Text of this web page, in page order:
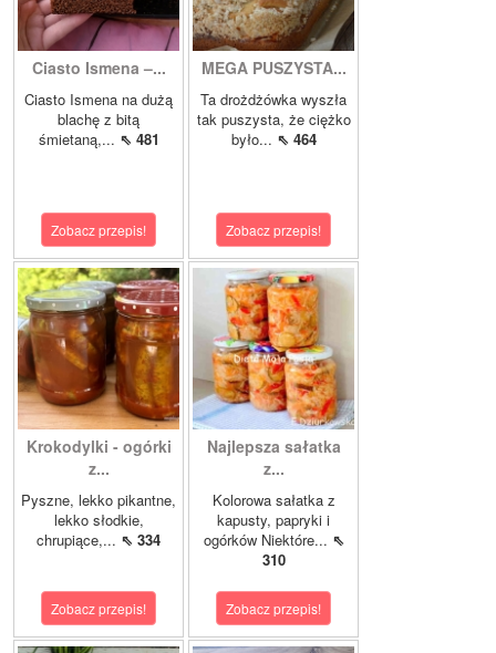
Ciasto Ismena –...
Ciasto Ismena na dużą
blachę z bitą
śmietaną,... ⇖ 481
Zobacz przepis!
MEGA PUSZYSTA...
Ta drożdżówka wyszła
tak puszysta, że ciężko
było... ⇖ 464
Zobacz przepis!
Krokodylki - ogórki
z...
Pyszne, lekko pikantne,
lekko słodkie,
chrupiące,... ⇖ 334
Zobacz przepis!
Najlepsza sałatka
z...
Kolorowa sałatka z
kapusty, papryki i
ogórków Niektóre... ⇖
310
Zobacz przepis!